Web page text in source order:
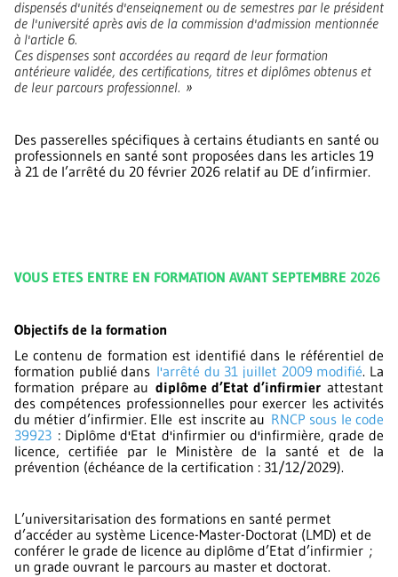
dispensés d'unités d'enseignement ou de semestres par le président
de l'université après avis de la commission d'admission mentionnée
à l'article 6.
Ces dispenses sont accordées au regard de leur formation
antérieure validée, des certifications, titres et diplômes obtenus et
de leur parcours professionnel. »
Des passerelles spécifiques à certains étudiants en santé ou
professionnels en santé sont proposées dans les articles 19
à 21 de l’arrêté du 20 février 2026 relatif au DE d’infirmier.
VOUS ETES ENTRE EN FORMATION AVANT SEPTEMBRE 2026
Objectifs de la formation
Le contenu de formation est identifié dans le référentiel de
formation publié dans l'arrêté du 31 juillet 2009 modifié. La
formation prépare au diplôme d’Etat d’infirmier attestant
des compétences professionnelles pour exercer les activités
du métier d’infirmier. Elle est inscrite au RNCP sous le code
39923 : Diplôme d'Etat d'infirmier ou d'infirmière, grade de
licence, certifiée par le Ministère de la santé et de la
prévention (échéance de la certification : 31/12/2029).
L’universitarisation des formations en santé permet
d’accéder au système Licence-Master-Doctorat (LMD) et de
conférer le grade de licence au diplôme d’Etat d’infirmier ;
un grade ouvrant le parcours au master et doctorat.